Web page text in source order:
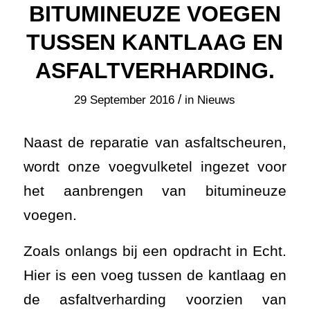
BITUMINEUZE VOEGEN
TUSSEN KANTLAAG EN
ASFALTVERHARDING.
29 September 2016 / in Nieuws
Naast de reparatie van asfaltscheuren,
wordt onze voegvulketel ingezet voor
het aanbrengen van bitumineuze
voegen.
Zoals onlangs bij een opdracht in Echt.
Hier is een voeg tussen de kantlaag en
de asfaltverharding voorzien van